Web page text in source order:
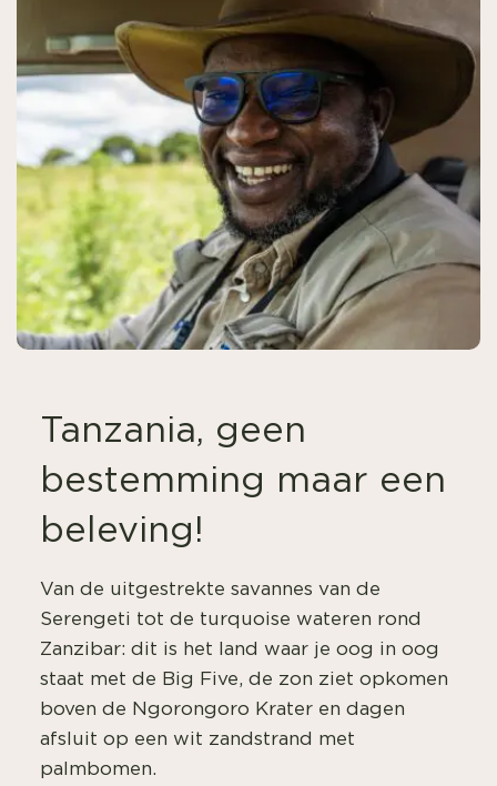
Tanzania, geen
bestemming maar een
beleving!
Van de uitgestrekte savannes van de
Serengeti tot de turquoise wateren rond
Zanzibar: dit is het land waar je oog in oog
staat met de Big Five, de zon ziet opkomen
boven de Ngorongoro Krater en dagen
afsluit op een wit zandstrand met
palmbomen.